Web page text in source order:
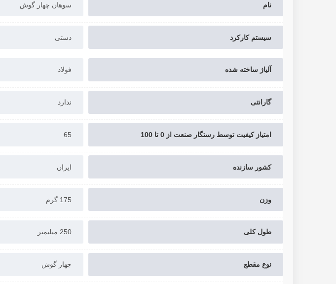
نام سوهان چهار گوش
سیستم کارکرد دستی
آلیاژ ساخته شده فولاد
گارانتی ندارد
امتیاز کیفیت توسط رستگار صنعت از 0 تا 100 65
کشور سازنده ایران
وزن 175 گرم
طول کلی 250 میلیمتر
نوع مقطع چهار گوش